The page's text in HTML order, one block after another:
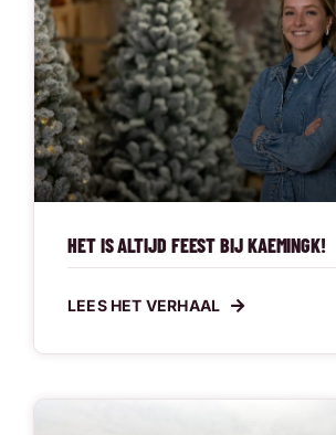
HET IS ALTIJD FEEST BIJ KAEMINGK!
LEES HET VERHAAL